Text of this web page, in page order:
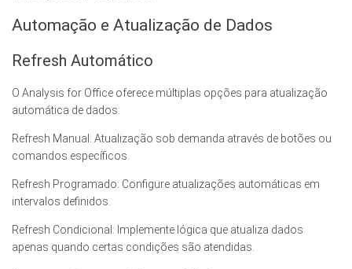
Automação e Atualização de Dados
Refresh Automático
O Analysis for Office oferece múltiplas opções para atualização
automática de dados:
Refresh Manual: Atualização sob demanda através de botões ou
comandos específicos.
Refresh Programado: Configure atualizações automáticas em
intervalos definidos.
Refresh Condicional: Implemente lógica que atualiza dados
apenas quando certas condições são atendidas.